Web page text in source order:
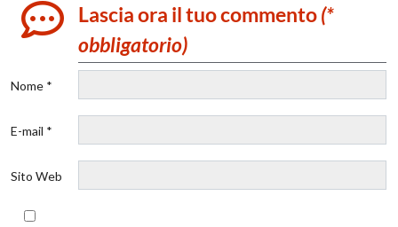
Lascia ora il tuo commento(*
obbligatorio)
Nome *
E-mail *
Sito Web